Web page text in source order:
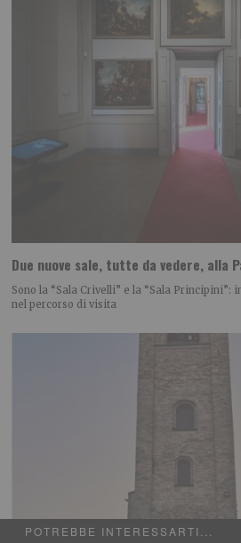
POTREBBE INTERESSARTI...
Due nuove sale, tutte da vedere, alla
Sono la “Sala Crivelli” e la “Sala
nel percorso di visita